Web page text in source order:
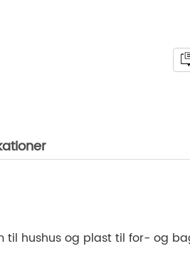
til hushus og plast til for- og